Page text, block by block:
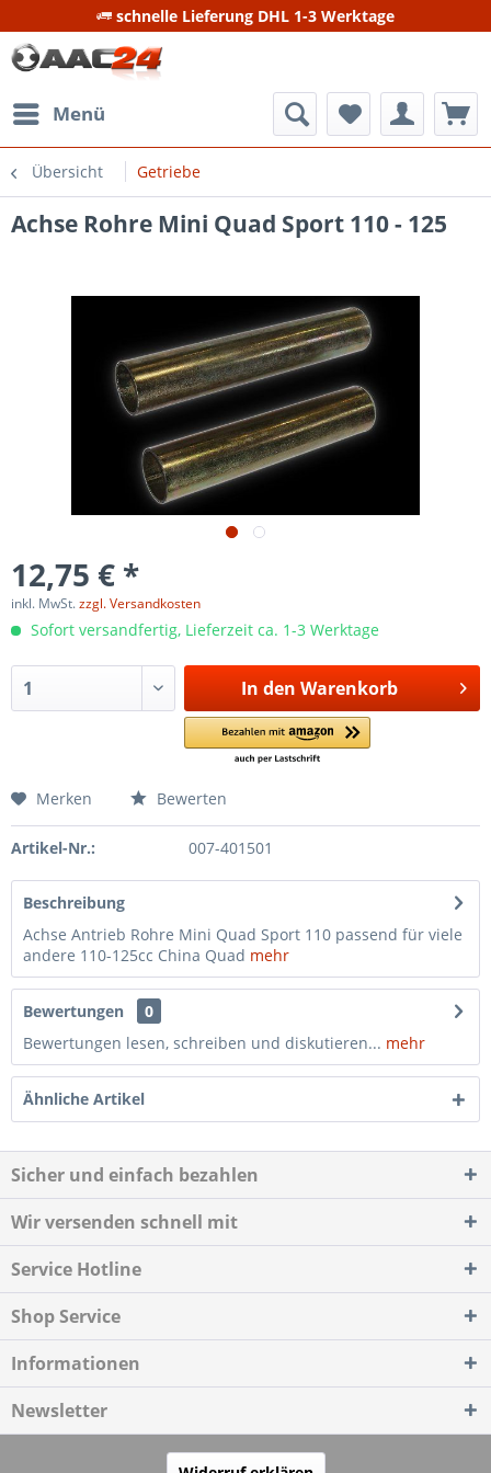
schnelle Lieferung DHL 1-3 Werktage
Menü
Übersicht Getriebe
Achse Rohre Mini Quad Sport 110 - 125
12,75 € *
inkl. MwSt.zzgl. Versandkosten
Sofort versandfertig, Lieferzeit ca. 1-3 Werktage
In den Warenkorb
Merken Bewerten
Artikel-Nr.: 007-401501
Beschreibung
Achse Antrieb Rohre Mini Quad Sport 110 passend für viele
andere 110-125cc China Quad mehr
Bewertungen
0
Bewertungen lesen, schreiben und diskutieren... mehr
Ähnliche Artikel
Sicher und einfach bezahlen
Wir versenden schnell mit
Service Hotline
Shop Service
Informationen
Newsletter